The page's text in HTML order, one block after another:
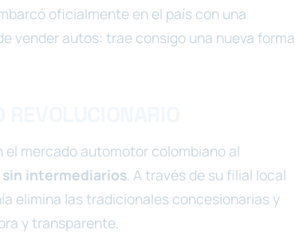
oficialmente en el país con una
vender autos: trae consigo una nueva forma
mercado automotor colombiano al
intermediarios. A través de su filial local
elimina las tradicionales concesionarias y
y transparente.